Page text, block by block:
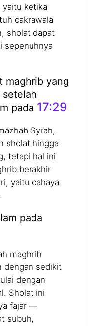
yaitu ketika
cakrawala
sholat dapat
sepenuhnya
maghrib yang
setelah
pada 17:29
Syi’ah,
sholat hingga
tetapi hal ini
berakhir
yaitu cahaya
pada
maghrib
dengan sedikit
dengan
Sholat ini
fajar —
subuh,